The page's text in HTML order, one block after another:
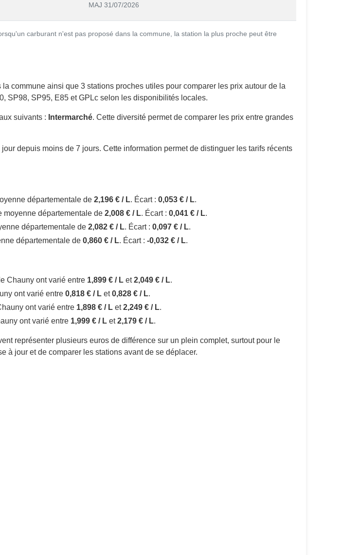
MAJ 31/07/2026
carburant n'est pas proposé dans la commune, la station la plus proche peut être
commune ainsi que 3 stations proches utiles pour comparer les prix autour de la
SP98, SP95, E85 et GPLc selon les disponibilités locales.
suivants : Intermarché. Cette diversité permet de comparer les prix entre grandes
jour depuis moins de 7 jours. Cette information permet de distinguer les tarifs récents
départementale de 2,196 € / L. Écart : 0,053 € / L.
moyenne départementale de 2,008 € / L. Écart : 0,041 € / L.
départementale de 2,082 € / L. Écart : 0,097 € / L.
départementale de 0,860 € / L. Écart : -0,032 € / L.
Chauny ont varié entre 1,899 € / L et2,049 € / L.
ont varié entre 0,818 € / L et0,828 € / L.
ont varié entre 1,898 € / L et2,249 € / L.
ont varié entre 1,999 € / L et2,179 € / L.
représenter plusieurs euros de différence sur un plein complet, surtout pour le
à jour et de comparer les stations avant de se déplacer.